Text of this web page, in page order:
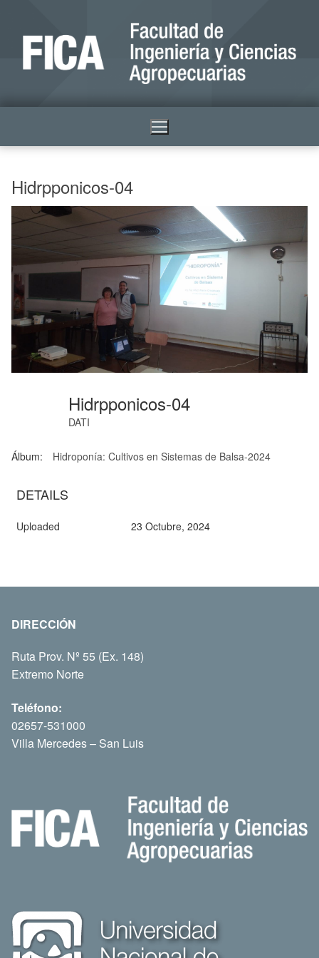
Hidrpponicos-04
Hidrpponicos-04
DATI
Álbum: Hidroponía: Cultivos en Sistemas de Balsa-2024
DETAILS
Uploaded 23 Octubre, 2024
DIRECCIÓN
Ruta Prov. Nº 55 (Ex. 148)
Extremo Norte
Teléfono:
02657-531000
Villa Mercedes – San Luis